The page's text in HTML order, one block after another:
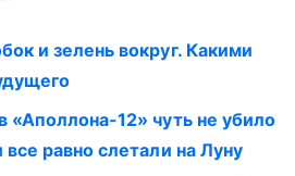
и зелень вокруг. Какими
«Аполлона-12» чуть не убило
равно слетали на Луну